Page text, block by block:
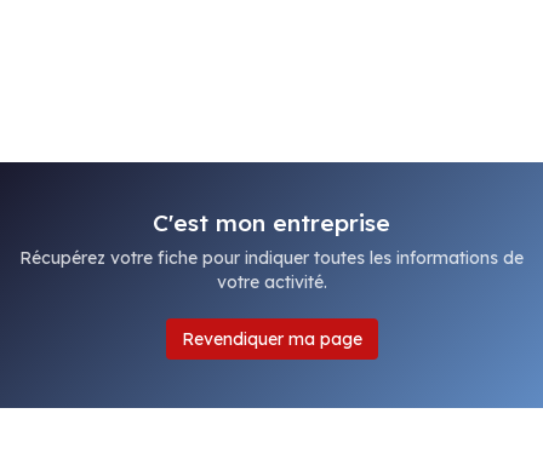
C'est mon entreprise
Récupérez votre fiche pour indiquer toutes les informations de
votre activité.
Revendiquer ma page